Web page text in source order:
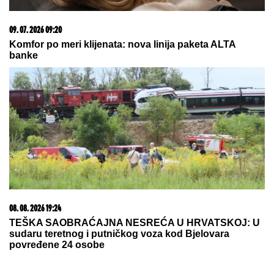
09. 07. 2026 09:20
Komfor po meri klijenata: nova linija paketa ALTA
banke
08. 08. 2026 19:24
TEŠKA SAOBRAĆAJNA NESREĆA U HRVATSKOJ: U
sudaru teretnog i putničkog voza kod Bjelovara
povređene 24 osobe